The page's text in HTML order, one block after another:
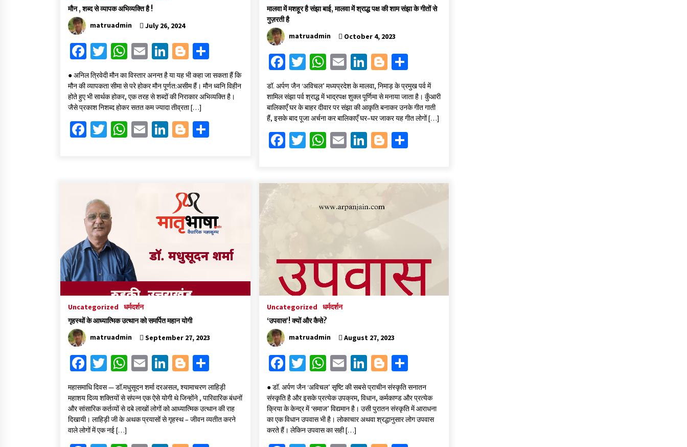
मौन , शब्द से व्यापक अभिव्यक्ति है !
matruadmin
July 26, 2024
Fa
ce
b
o
o
k
T
wi
tt
er
W
h
at
sA
p
p
E
ai
l
Li
ke
dI
n
Bl
o
gg
er
ar
e
● अनिल त्रिवेदी मौन का विस्तार अनन्त है या यह भी कहा जा सकता हैं कि
मौन की व्यापकता सीमा से परे होकर मौन पूर्णत:असीम हैं। मौन ध्वनि विहीन
होते हुए भी सार्थक होकर, एक तरह से शब्दों की निराकार अभिव्यक्ति है।
जैसे प्रकाश निशब्द होकर सतत कम ज्यादा तीव्रता […]
Fa
o
k
T
W E
Li
n
Bl
मालवा में मशहूर है संझा बाई, मालवा में श्राद्ध पक्ष की शाम संझा के गीतों से
गुज़रती है
matruadmin
October 4, 2023
Fa
ce
b
o
o
k
T
wi
tt
er
W
at
sA
p
p
E
m
ai
l
Li
ke
dI
n
Bl
o
gg
er
S
ar
e
डॉ. अर्पण जैन ‘अविचल’ मध्यप्रदेश के मालवा, निमाड़ के प्रमुख पर्व में
शामिल संझा पर्व श्राद्ध में भाद्रपक्ष शुक्ल पूर्णिमा से मनाया जाता है। कुँआरी
बालिकाएँ घर के बाहर दीवार पर संझा की आकृति बनाकर उनके गीत गाती
हैं, इसके बाद पूजा अर्चना कर बालिकाएँ घर–घर जाकर यह गीत लोगों […]
Fa
o
T
er
W
sA
p
E
l
Li
dI
n
Bl
er
S
e
Uncategorized
धर्मदर्शन
गृहस्थों के आध्यात्मिक उत्थान को समर्पित महान योगी
matruadmin
September 27, 2023
Fa
ce
b
o
o
T
wi
tt
er
W
at
sA
p
E
m
ai
l
Li
ke
dI
n
Bl
gg
er
h
ar
e
महासमाधि दिवस — डॉ.मधुसूदन शर्मा दरअसल, श्यामाचरण लाहिड़ी
महाशय दिव्य शक्तियों से संपन्न एक ऐसे योगी थे जिन्होंने , पारिवारिक बंधनों
और सांसारिक कर्तव्यों से दबे लाखों लोगों को आध्यात्मिक उत्थान की राह
दिखायी। लाहिड़ी जी के अथक प्रयासों से गृहस्थ – जीवन व्यतीत करने
वाले लोगों में एक नई […]
Uncategorized
धर्मदर्शन
‘उपवास’! क्यों और कैसे?
matruadmin
August 27, 2023
Fa
ce
b
o
o
T
wi
tt
er
W
h
at
sA
p
E
m
ai
l
Li
ke
dI
n
Bl
o
gg
er
S
ar
e
● डॉ. अर्पण जैन ‘अविचल’ सृष्टि की सबसे प्राचीन संस्कृति सनातन
संस्कृति है और इसके प्रत्येक उपक्रम, विधान, कर्मकाण्ड और प्रत्येक
क्रिया के केन्द्र में ‘समाज’ विद्यमान है। उसी पुरातन संस्कृति में आराधना
का एक विधान उपवास भी है। लोकाचार अथवा श्रद्धानुसार लोग उपवास
करते हैं। लेकिन उपवास का सही […]